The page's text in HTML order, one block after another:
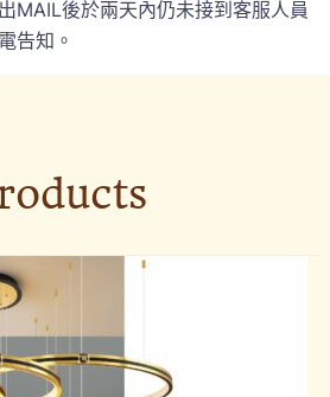
MAIL後於兩天內仍未接到客服人員
告知。